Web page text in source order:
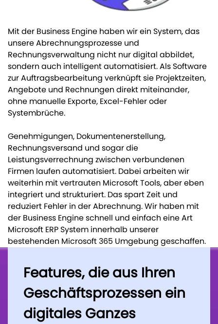
Mit der Business Engine haben wir ein System, das
unsere Abrechnungsprozesse und
Rechnungsverwaltung nicht nur digital abbildet,
sondern auch intelligent automatisiert. Als Software
zur Auftragsbearbeitung verknüpft sie Projektzeiten,
Angebote und Rechnungen direkt miteinander,
ohne manuelle Exporte, Excel-Fehler oder
Systembrüche.
Genehmigungen, Dokumentenerstellung,
Rechnungsversand und sogar die
Leistungsverrechnung zwischen verbundenen
Firmen laufen automatisiert. Dabei arbeiten wir
weiterhin mit vertrauten Microsoft Tools, aber eben
integriert und strukturiert. Das spart Zeit und
reduziert Fehler in der Abrechnung. Wir haben mit
der Business Engine schnell und einfach eine Art
Microsoft ERP System innerhalb unserer
bestehenden Microsoft 365 Umgebung geschaffen.
Features, die aus Ihren
Geschäftsprozessen ein
digitales Ganzes
Features, die aus Ihren
Geschäftsprozessen ein
digitales Ganzes